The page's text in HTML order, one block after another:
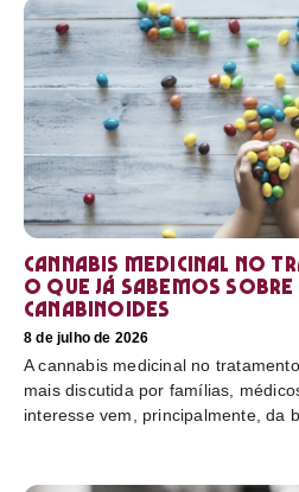
Cannabis medicinal no
o que já sabemos sobre
canabinoides
8 de julho de 2026
A cannabis medicinal no
mais discutida por famílias,
interesse vem, principalmente, da